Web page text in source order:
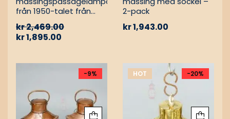
från 1950-talet från
kr2,469.00
kr1,895.00
2-pack
kr1,943.00
-9% HOT -20%